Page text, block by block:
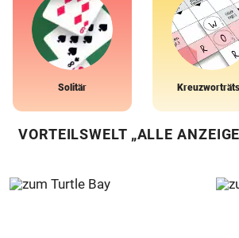
Solitär
VORTEILSWELT „ALLE